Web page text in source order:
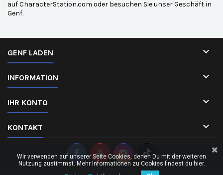
auf CharacterStation.com oder besuchen Sie unser Geschäft in
Genf.
GENF LADEN 
INFORMATION 
IHR KONTO 
KONTAKT 
Wir verwenden auf unserer Seite Cookies, denen Du mit der weiteren
Nutzung zustimmst. Mehr Informationen zu Cookies findest du hier.